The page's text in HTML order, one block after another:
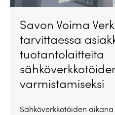
Savon Voima
tarvittaessa
tuotantolaitteita
varmistamiseksi
Sähköverkkotöiden